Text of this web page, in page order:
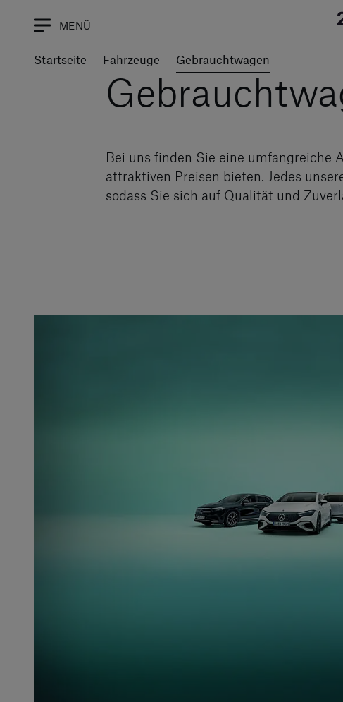
MENÜ
Startseite Fahrzeuge Gebrauchtwagen
Bei uns finden Sie eine umfangreiche
attraktiven Preisen bieten. Jedes
sodass Sie sich auf Qualität und